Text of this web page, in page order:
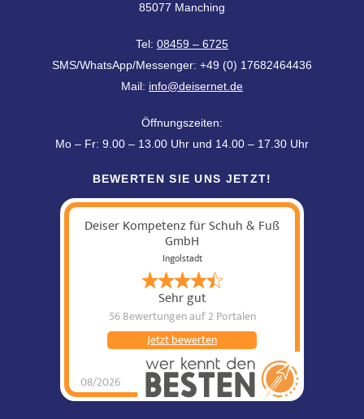
85077 Manching
Tel: 08459 – 6725
SMS/WhatsApp/Messenger: +49 (0) 17682464436
Mail: info@deisernet.de
Öffnungszeiten:
Mo – Fr: 9.00 – 13.00 Uhr und 14.00 – 17.30 Uhr
BEWERTEN SIE UNS JETZT!
Deiser Kompetenz für Schuh & Fuß
GmbH
Ingolstadt
Sehr gut
56 Bewertungenauf 2 Portalen
08/2026
Jetzt bewerten